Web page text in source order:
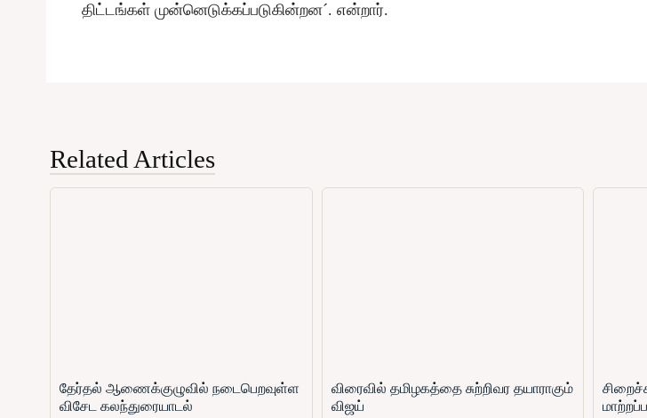
திட்டங்கள் முன்னெடுக்கப்படுகின்றன´. என்றார்.
Related Articles
தேர்தல் ஆணைக்குழுவில் நடைபெறவுள்ள
விசேட கலந்துரையாடல்
விரைவில் தமிழகத்தை சுற்றிவர தயாராகும்
விஜய்